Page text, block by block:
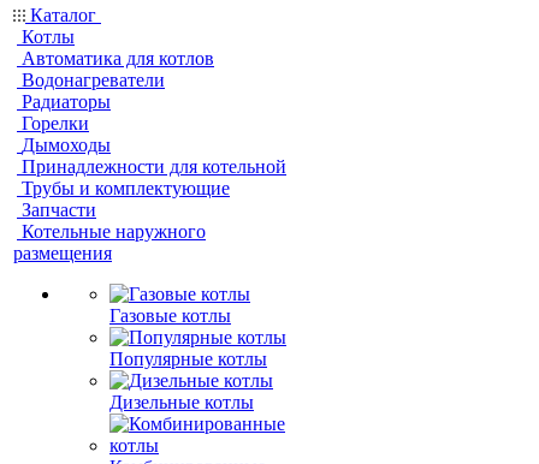
Каталог
Котлы
Автоматика для котлов
Водонагреватели
Радиаторы
Горелки
Дымоходы
Принадлежности для котельной
Трубы и комплектующие
Запчасти
Котельные наружного
размещения
Газовые котлы
Популярные котлы
Дизельные котлы